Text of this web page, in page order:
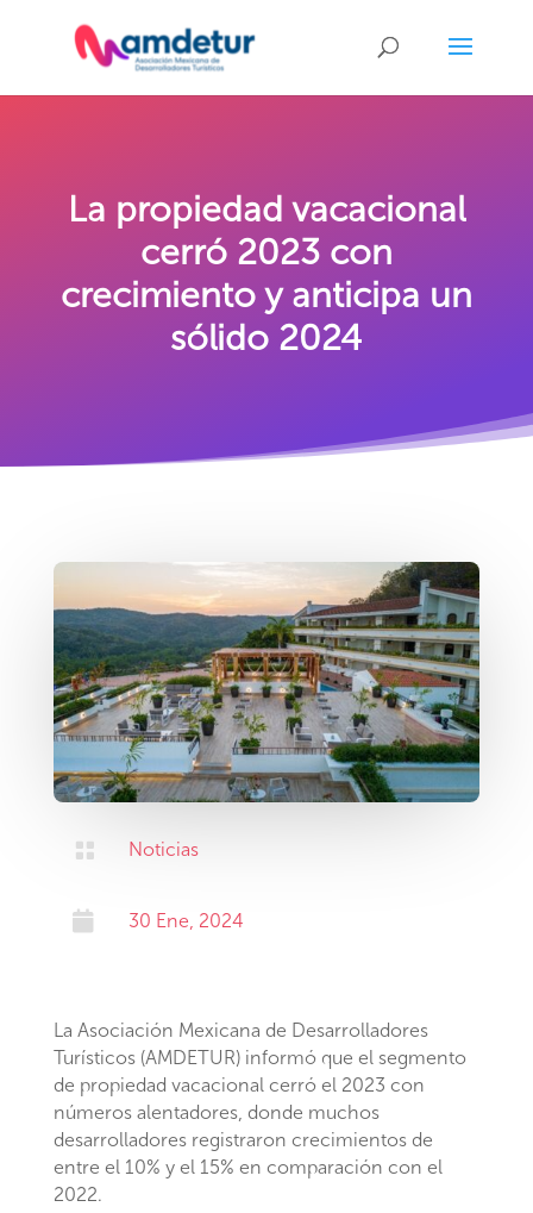
La propiedad vacacional
cerró 2023 con
crecimiento y anticipa un
sólido 2024
 Noticias
 30 Ene, 2024
La Asociación Mexicana de Desarrolladores
Turísticos (AMDETUR) informó que el segmento
de propiedad vacacional cerró el 2023 con
números alentadores, donde muchos
desarrolladores registraron crecimientos de
entre el 10% y el 15% en comparación con el
2022.